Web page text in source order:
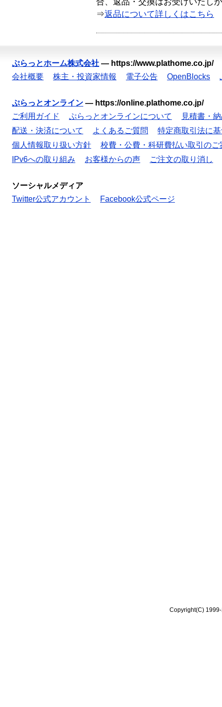
合、返品・交換はお受けいたし
⇒返品について詳しくはこちら
ぷらっとホーム株式会社 — https://www.plathome.co.jp/
会社概要
株主・投資家情報 電子公告 OpenBlocks
ぷらっとオンライン — https://online.plathome.co.jp/
ご利用ガイド
ぷらっとオンラインについて
見積書・
配送・決済について
よくあるご質問
特定商取引法に
個人情報取り扱い方針
校費・公費・科研費払い取引のご
IPv6への取り組み
お客様からの声 ご注文の取り消し
ソーシャルメディア
Twitter公式アカウント
Facebook公式ページ
Copyright(C)